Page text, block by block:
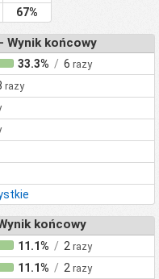
67%
Wynik końcowy
33.3% / 6razy
razy
końcowy
11.1% / 2razy
11.1% / 2razy